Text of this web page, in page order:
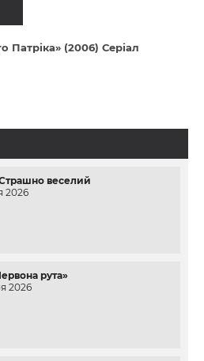
Патріка» (2006) Серіал
веселий
2026
рута»
2026